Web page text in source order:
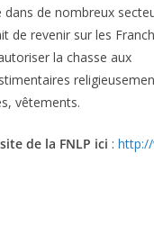
de nombreux
de revenir sur les
la chasse aux
vêtements.
de la FNLP ici :